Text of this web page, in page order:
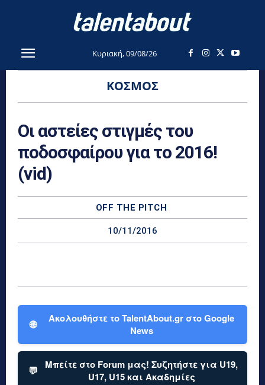
Κυριακή, 09/08/26
ΚΌΣΜΟΣ
Οι αστείες στιγμές του
ποδοσφαίρου για το 2016!
(vid)
OFF THE PITCH
10/11/2016
🌐
Ακολουθήστε το TalentAbout.gr στο Google
News
💬
Μπείτε στο Forum μας! Συζητήστε για U19,
U17, U15 και Ακαδημίες